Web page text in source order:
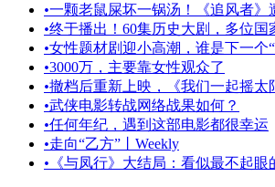
•一颗老鼠屎坏一锅汤！《追风者》
•终于播出！60集历史大剧，多位国
•女性题材剧迎小高潮，谁是下一个
•3000万，主要靠女性观众了
•撤档后重新上映，《我们一起摇太
•武侠电影转战网络战果如何？
•任何年纪，遇到这部电影都很幸运
•走向“乙方”丨Weekly
• 《与凤行》大结局：看似最不起眼